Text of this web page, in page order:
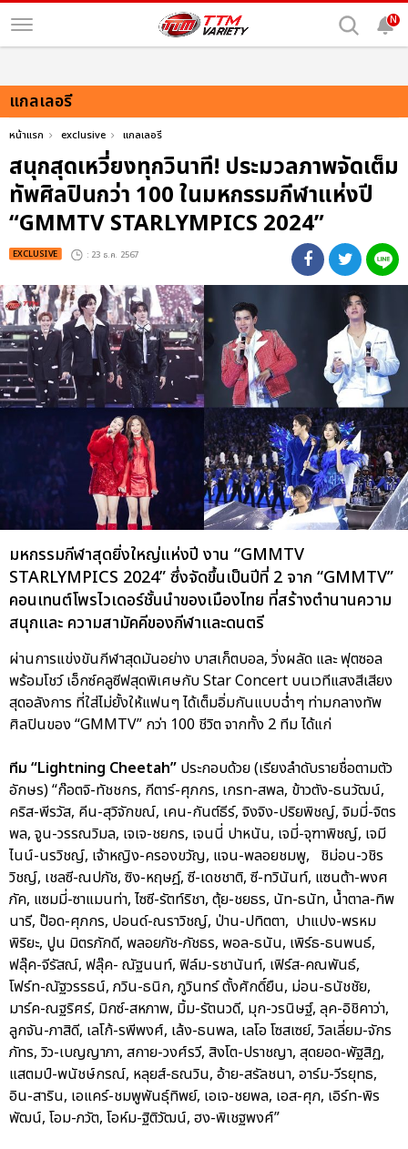
N
แกลเลอรี
หน้าแรก exclusive แกลเลอรี
สนุกสุดเหวี่ยงทุกวินาที! ประมวลภาพจัดเต็ม
ทัพศิลปินกว่า 100 ในมหกรรมกีฬาแห่งปี
“GMMTV STARLYMPICS 2024”
EXCLUSIVE : 23 ธ.ค. 2567
มหกรรมกีฬาสุดยิ่งใหญ่แห่งปี งาน “GMMTV
STARLYMPICS 2024” ซึ่งจัดขึ้นเป็นปีที่ 2 จาก “GMMTV”
คอนเทนต์โพรไวเดอร์ชั้นนำของเมืองไทย ที่สร้างตำนานความ
สนุกและ ความสามัคคีของกีฬาและดนตรี
ผ่านการแข่งขันกีฬาสุดมันอย่าง บาสเก็ตบอล, วิ่งผลัด และ ฟุตซอล
พร้อมโชว์ เอ็กซ์คลูซีฟสุดพิเศษกับ Star Concert บนเวทีแสงสีเสียง
สุดอลังการ ที่ใส่ไม่ยั้งให้แฟนๆ ได้เต็มอิ่มกันแบบฉ่ำๆ ท่ามกลางทัพ
ศิลปินของ “GMMTV” กว่า 100 ชีวิต จากทั้ง 2 ทีม ได้แก่
ทีม “Lightning Cheetah” ประกอบด้วย (เรียงลำดับรายชื่อตามตัว
อักษร) “ก๊อตจิ-ทัชชกร, กีตาร์-ศุภกร, เกรท-สพล, ข้าวตัง-ธนวัฒน์,
คริส-พีรวัส, คีน-สุวิจักขณ์, เคน-กันต์ธีร์, จิงจิง-ปริยพิชญ์, จิมมี่-จิตร
พล, จูน-วรรณวิมล, เจเจ-ชยกร, เจนนี่ ปาหนัน, เจมี่-จุฑาพิชญ์, เจมี
ไนน์-นรวิชญ์, เจ้าหญิง-ครองขวัญ, แจน-พลอยชมพู, ชิม่อน-วชิร
วิชญ์, เชลซี-ณปภัช, ซิง-หฤษฎ์, ซี-เดชชาติ, ซี-ทวินันท์, แซนต้า-พงศ
ภัค, แซมมี่-ซาแมนท่า, ไซซี-รัตท์ริชา, ตุ้ย-ชยธร, นัท-ธนัท, น้ำตาล-ทิพ
นารี, ป๊อด-ศุภกร, ปอนด์-ณราวิชญ์, ป่าน-ปทิตตา, ปาแปง-พรหม
พิริยะ, ปูน มิตรภักดี, พลอยภัช-ภัชธร, พอล-ธนัน, เพิร์ธ-ธนพนธ์,
ฟลุ๊ค-จีรัสณ์, ฟลุ๊ค- ณัฐนนท์, ฟิล์ม-รชานันท์, เฟิร์ส-คณพันธ์,
โฟร์ท-ณัฐวรรธน์, ภวิน-ธนิก, ภูวินทร์ ตั้งศักดิ์ยืน, ม่อน-ธนัชชัย,
มาร์ค-ณฐริศร์, มิกซ์-สหภาพ, มิ้ม-รัตนวดี, มุก-วรนิษฐ์, ลุค-อิชิคาว่า,
ลูกจัน-ภาสิดี, เลโก้-รพีพงศ์, เล้ง-ธนพล, เลโอ โซสเซย์, วิลเลี่ยม-จักร
ภัทร, วิว-เบญญาภา, สกาย-วงศ์รวี, สิงโต-ปราชญา, สุดยอด-พัฐสิฏ,
แสตมป์-พนัชษ์กรณ์, หลุยส์-ธณวิน, อ้าย-สรัลชนา, อาร์ม-วีรยุทธ,
อิน-สาริน, เอแคร์-ชมพูพันธุ์ทิพย์, เอเจ-ชยพล, เอส-ศุภ, เอิร์ท-พิร
พัฒน์, โอม-ภวัต, โอห์ม-ฐิติวัฒน์, ฮง-พิเชฐพงศ์”